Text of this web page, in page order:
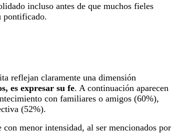
incluso antes de que muchos fieles
pontificado.
reflejan claramente una dimensión
es expresar su fe. A continuación aparecen
con familiares o amigos (60%),
(52%).
con menor intensidad, al ser mencionados por